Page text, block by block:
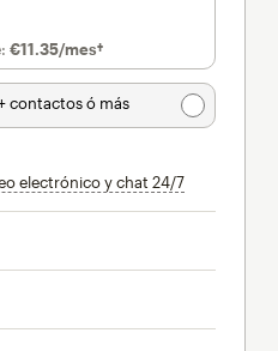
€11.35/mes†al mes†
contactos ó más
electrónico y chat 24/7info